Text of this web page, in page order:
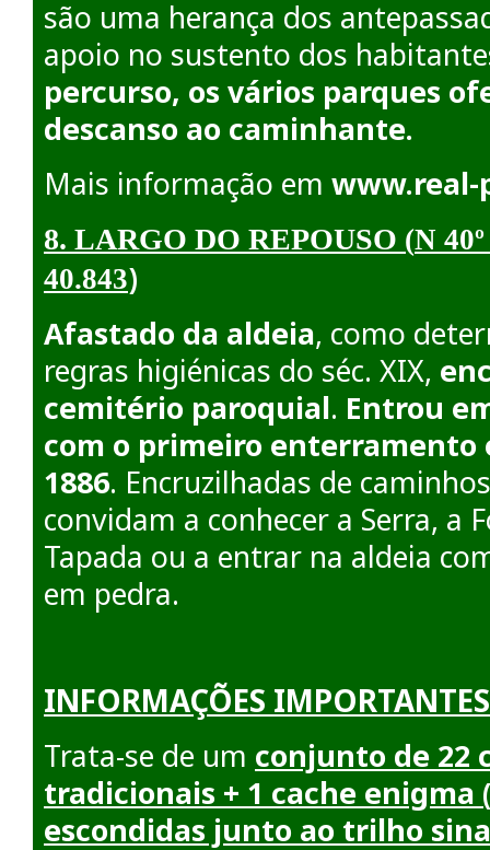
são uma herança dos
apoio no sustento dos
percurso, os vários parques
descanso ao caminhante.
Mais informação em
8. LARGO DO REPOUSO (N
40.843)
Afastado da aldeia, como
regras higiénicas do séc. XIX,
cemitério paroquial. Entrou
com o primeiro enterramento
1886. Encruzilhadas de
convidam a conhecer a Serra, a
Tapada ou a entrar na aldeia
em pedra.
INFORMAÇÕES
Trata-se de um conjunto de 22
tradicionais + 1 cache enigma
escondidas junto ao trilho